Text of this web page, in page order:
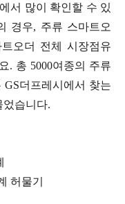
서 많이 확인할 수 있
경우, 주류 스마트오
오더 전체 시장점유
. 총 5000여종의 주류
더프레시에서 찾는
었습니다.
허물기